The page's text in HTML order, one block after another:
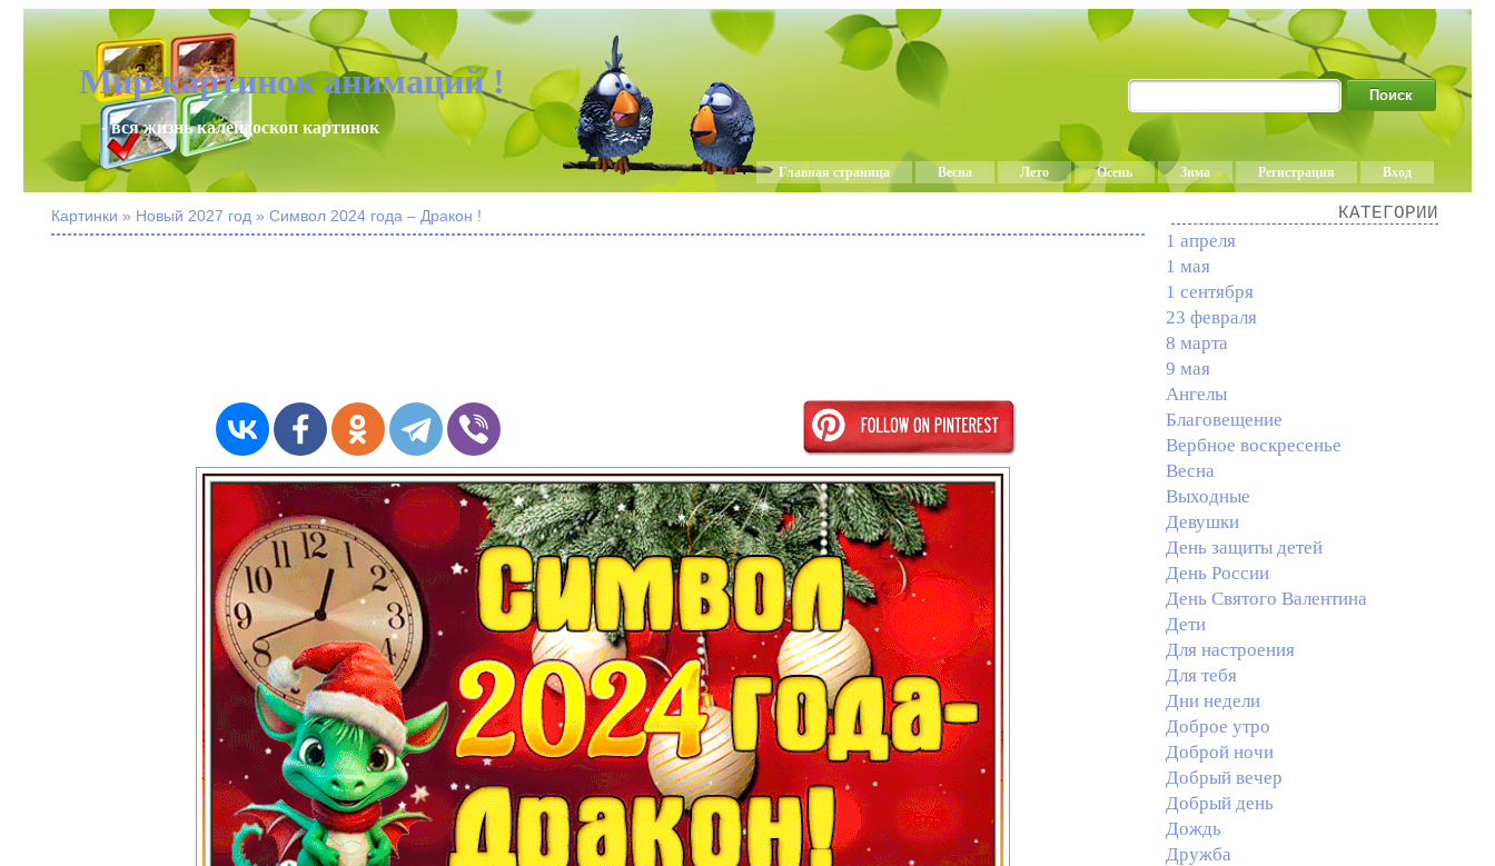
Мир картинок анимаций !
- вся жизнь калейдоскоп картинок
Главная страница Весна Лето Осень Зима Регистрация Вход
Картинки » Новый 2027 год » Символ 2024 года – Дракон ! КАТЕГОРИИ
1 апреля
1 мая
1 сентября
23 февраля
8 марта
9 мая
Ангелы
Благовещение
Вербное воскресенье
Весна
Выходные
Девушки
День защиты детей
День России
День Святого Валентина
Дети
Для настроения
Для тебя
Дни недели
Доброе утро
Доброй ночи
Добрый вечер
Добрый день
Дождь
Дружба